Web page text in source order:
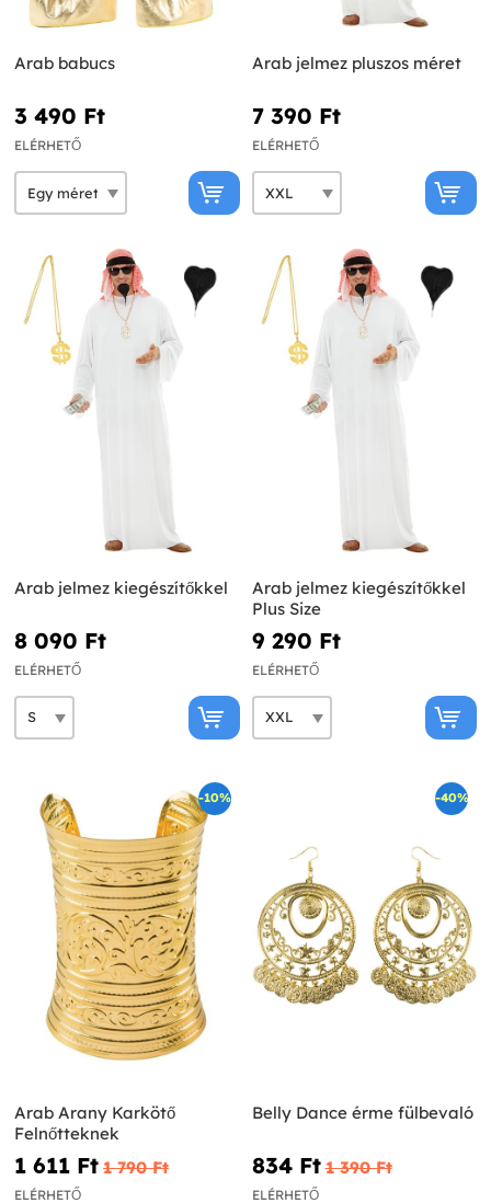
Arab babucs
3 490 Ft‎
ELÉRHETŐ
Arab jelmez pluszos méret
7 390 Ft‎
ELÉRHETŐ
Arab jelmez kiegészítőkkel
8 090 Ft‎
ELÉRHETŐ
Arab jelmez kiegészítőkkel
Plus Size
9 290 Ft‎
ELÉRHETŐ
-10%
Arab Arany Karkötő
Felnőtteknek
1 611 Ft‎ 1 790 Ft‎
ELÉRHETŐ
-40%
Belly Dance érme fülbevaló
834 Ft‎ 1 390 Ft‎
ELÉRHETŐ